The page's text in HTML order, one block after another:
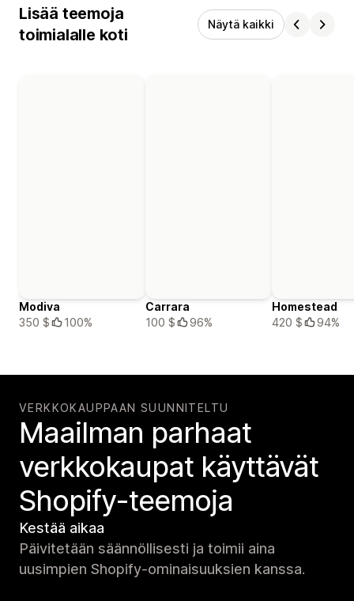
Lisää teemoja
toimialalle koti
Näytä kaikki
Modiva
350 $
100%
Carrara
100 $
96%
Homestead
420 $
94%
VERKKOKAUPPAAN SUUNNITELTU
Maailman parhaat
verkko­kaupat käyttävät
Shopify-teemoja
Kestää aikaa
Päivitetään säännöllisesti ja toimii aina
uusimpien Shopify-ominaisuuksien kanssa.